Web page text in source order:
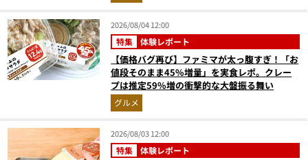
2026/08/04 12:00
特集 体験レポート
【価格バグ再び】ファミマが太っ腹すぎ！「お
値段そのまま45%増量」を実食レポ。クレー
プは推定59%増の衝撃的な大盤振る舞い
グルメ
2026/08/03 12:00
特集 体験レポート